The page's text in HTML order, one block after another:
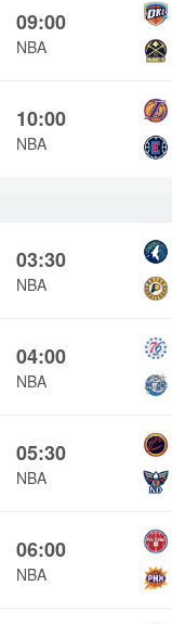
09:00
NBA
10:00
NBA
03:30
NBA
04:00
NBA
05:30
NBA
06:00
NBA